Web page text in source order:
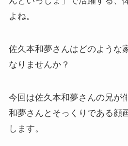
よね。
佐久本和夢さんはどのような
なりませんか？
今回は佐久本和夢さんの兄が
和夢さんとそっくりである顔
します。